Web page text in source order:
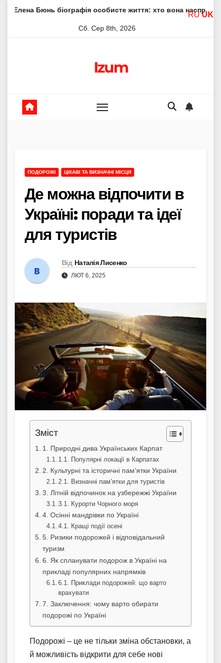
Skip
біографія особисте життя: хто вона насправді Елена
Сб. Сер 8th, 2026
Izum
ПОДОРОЖІ ЦІКАВІ ТА ВИЗНАЧНІ МІСЦЯ
Де можна відпочити в
Україні: поради та ідеї
для туристів
Від Наталія Лисенко
ЛЮТ 6, 2025
Зміст
1. Природні дива Українських Карпат
1.1. Популярні локації в Карпатах
2. Культурні та історичні пам’ятки України
2.1. Визначні пам’ятки для туристів
3. Літній відпочинок на узбережжі України
3.1. Курорти Чорного моря
4. Осінні мандрівки по Україні
4.1. Кращі події осені
5. Ризики подорожей і відповідальний
туризм
6. Як спланувати подорож в Україні на
прикладі популярних напрямків
6.1. Приклади подорожей: що варто
врахувати
7. Заключення: чому варто обирати
подорожі по Україні
Подорожі – це не тільки зміна обстановки, а
й можливість відкрити для себе нові
RU UK